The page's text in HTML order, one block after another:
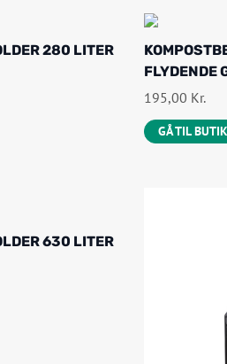
280 LITER
FLYDENDE
195,00 Kr.
GÅ TIL BUTIK
630 LITER